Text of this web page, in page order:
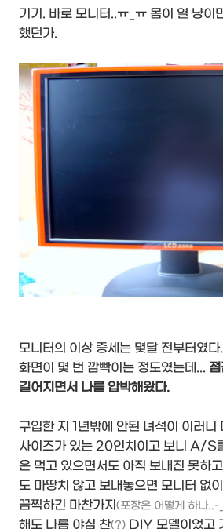
기기. 바로 모니터..ㅠ_ㅠ 몸이 열 냥이
했던가.
모니터의 이상 증세는 몇달 전부터였다
화면이 몇 번 깜빡이는 정도였는데...
길어지면서 나를 압박해왔다.
구입한 지 1년밖에 안된 녀석이 이러니
사이즈가 있는 20인치이고 보니 A/S
은 먹고 있으면서도 아직 보내진 못하
도 마땅치 않고 보내놓으면 모니터 없
끔찍하긴 마찬가지 (포장은 어떻게 하나..-
해도 나름 야심 찬(?) DIY 모델이었고